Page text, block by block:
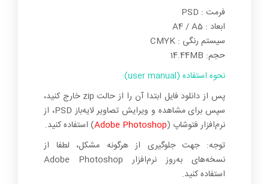
فرمت : PSD
ابعاد : A4 / A5
سیستم رنگی : CMYK
حجم: 14.44MB
نحوه استفاده (user manual):
پس از دانلود فایل ابتدا آن را از حالت zip خارج کنید،
سپس برای مشاهده و ویرایش تصاویر لایه‌باز PSD، از
نرم‌افزار فتوشاپ (Adobe Photoshop) استفاده کنید.
توجه: جهت جلوگیری از هرگونه مشکل، لطفا از
نسخه‌های به‌روز نرم‌افزار Adobe Photoshop
استفاده کنید.